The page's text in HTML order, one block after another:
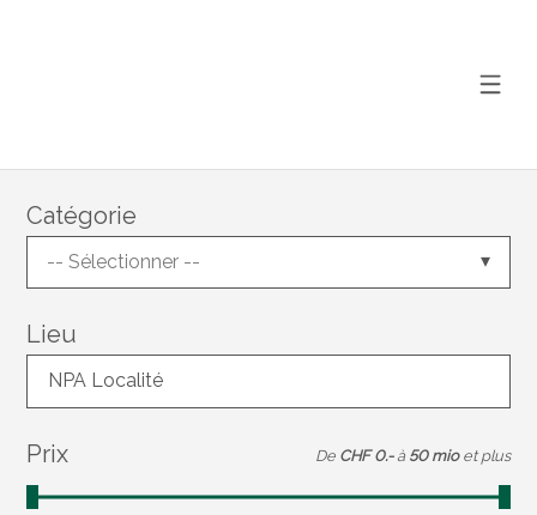
Catégorie
-- Sélectionner --
Lieu
NPA Localité
Prix De CHF 0.- à 50 mio et plus